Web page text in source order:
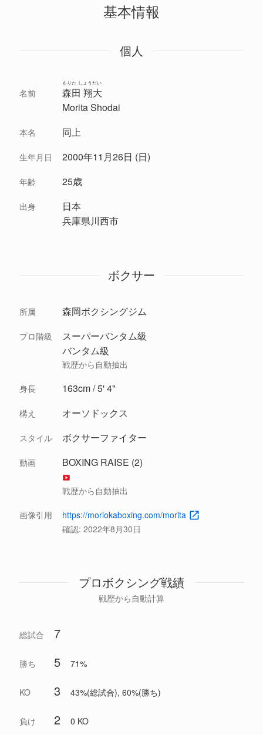
基本情報
個人
名前 森田 翔大
もりた しょうだい
Morita Shodai
本名 同上
生年月日 2000年11月26日 (日)
年齢 25歳
出身
日本
兵庫県川西市
ボクサー
所属 森岡ボクシングジム
プロ階級
スーパーバンタム級
バンタム級
戦歴から自動抽出
身長 163cm / 5' 4"
構え オーソドックス
スタイル ボクサーファイター
動画 BOXING RAISE (2)
戦歴から自動抽出
画像引用
https://moriokaboxing.com/morita
確認: 2022年8月30日
プロボクシング戦績
戦歴から自動計算
総試合 7
勝ち 5 71%
KO 3 43%(総試合), 60%(勝ち)
負け 2 0 KO